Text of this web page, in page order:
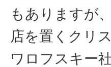
もありますが
店を置くクリ
ワロフスキー